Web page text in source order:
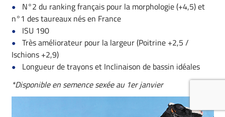
N°2 du ranking français pour la morphologie (+4,5) et
n°1 des taureaux nés en France
ISU 190
Très améliorateur pour la largeur (Poitrine +2,5 /
Ischions +2,9)
Longueur de trayons et Inclinaison de bassin idéales
*Disponible en semence sexée au 1er janvier